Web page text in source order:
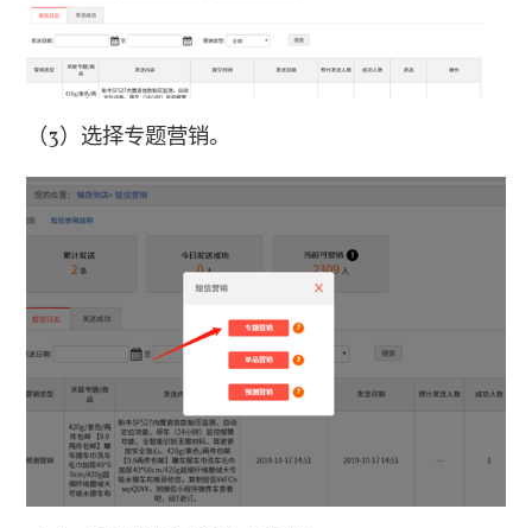
（3） 选择专题营销。